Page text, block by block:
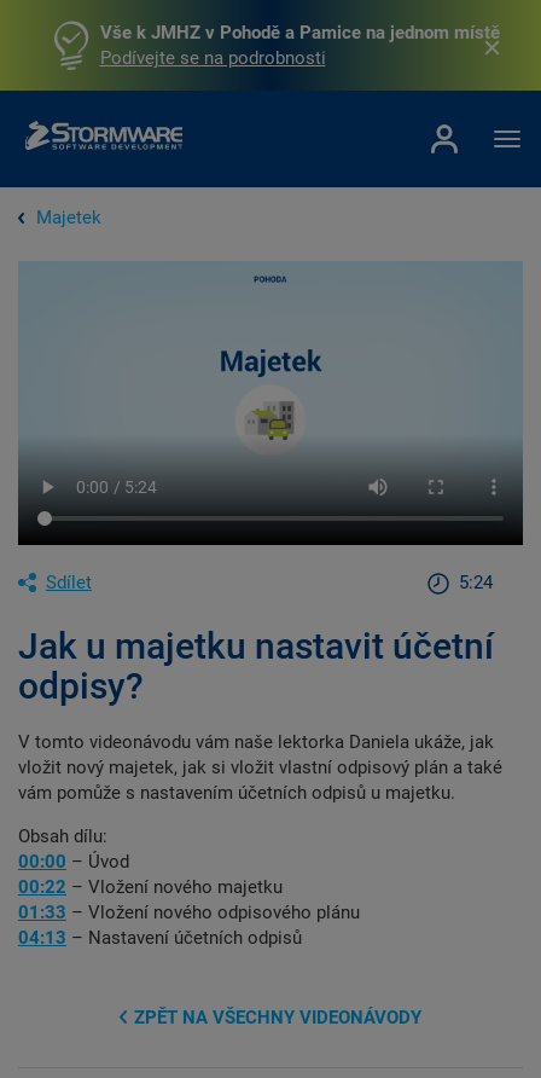
Vše k JMHZ v Pohodě a Pamice na jednom místě
Podívejte se na podrobnosti
Majetek
Sdílet 5:24
Jak u majetku nastavit účetní
odpisy?
V tomto videonávodu vám naše lektorka Daniela ukáže, jak
vložit nový majetek, jak si vložit vlastní odpisový plán a také
vám pomůže s nastavením účetních odpisů u majetku.
Obsah dílu:
00:00 – Úvod
00:22 – Vložení nového majetku
01:33 – Vložení nového odpisového plánu
04:13 – Nastavení účetních odpisů
ZPĚT NA VŠECHNY VIDEONÁVODY